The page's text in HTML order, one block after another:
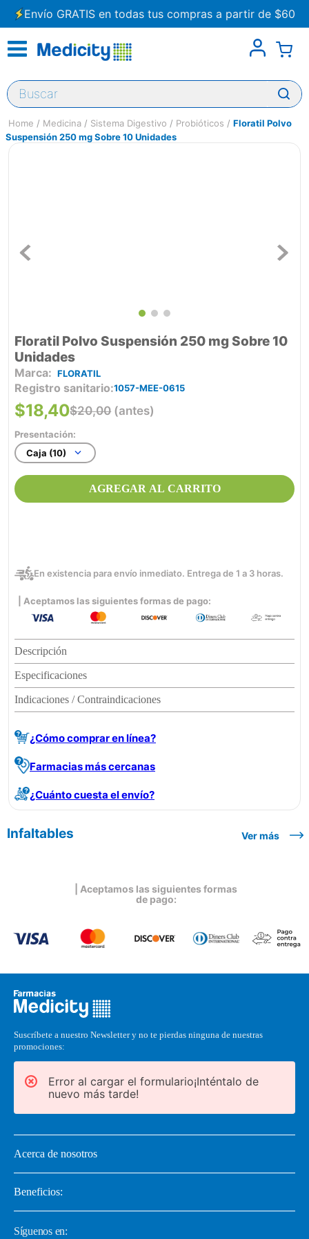
Envío GRATIS en todas tus compras a partir de $60
Buscar
Medicina Sistema Digestivo Probióticos
Floratil Polvo
Suspensión 250 mg Sobre 10 Unidades
Floratil Polvo Suspensión 250 mg Sobre 10
Unidades
FLORATIL
Registro sanitario 1057-MEE-0615
$20,00 (antes)
$18,40
Presentación:
Caja (10)
AGREGAR AL CARRITO
En existencia para envío inmediato. Entrega de 1 a 3 horas.
| Aceptamos las siguientes formas de pago:
Descripción
Especificaciones
Indicaciones / Contraindicaciones
¿Cómo comprar en línea?
Farmacias más cercanas
¿Cuánto cuesta el envío?
Infaltables Ver más
| Aceptamos las siguientes formas
de pago:
Suscríbete a nuestro Newsletter y no te pierdas ninguna de nuestras
promociones:
Error al cargar el formulario¡Inténtalo de
nuevo más tarde!
Acerca de nosotros
Beneficios:
Síguenos en: